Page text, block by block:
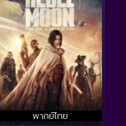
พากย์ไทย